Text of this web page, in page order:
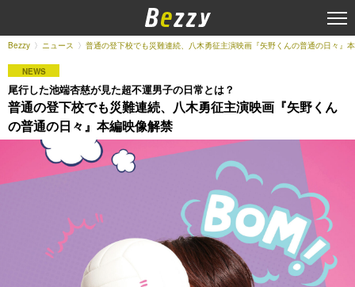
Bezzy ニュース 普通の登下校でも災難連続、八木勇征主演映画『矢野くんの普通の日々』
NEWS
尾行した池端杏慈が見た超不運男子の日常とは？
普通の登下校でも災難連続、八木勇征主演映画『矢野くん
の普通の日々』本編映像解禁